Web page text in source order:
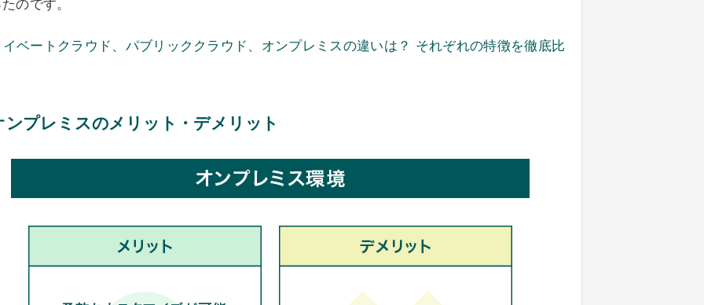
ベートクラウド、パブリッククラウド、オンプレミスの違いは？ それぞれの特徴を徹底比
ンプレミスのメリット・デメリット